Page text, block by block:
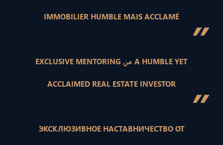
IMMOBILIER HUMBLE MAIS ACCLAMÉ ” EXCLUSIVE MENTORING من A HUMBLE YET
ACCLAIMED REAL ESTATE INVESTOR ”
ЭКСКЛЮЗИВНОЕ НАСТАВНИЧЕСТВО ОТ